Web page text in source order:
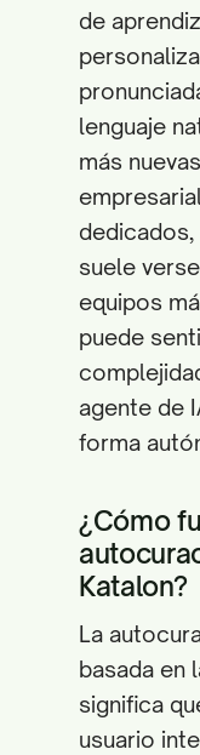
de
lenguaje
más
suele
equipos
puede
agente de
forma
¿Cómo
Katalon?
La
basada en
significa
usuario